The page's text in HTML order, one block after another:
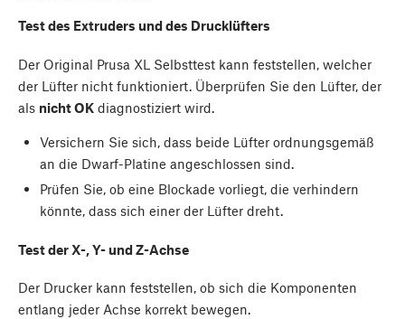
Test des Extruders und des Drucklüfters
Der Original Prusa XL Selbsttest kann feststellen, welcher
der Lüfter nicht funktioniert. Überprüfen Sie den Lüfter, der
als nicht OK diagnostiziert wird.
Versichern Sie sich, dass beide Lüfter ordnungsgemäß
an die Dwarf-Platine angeschlossen sind.
Prüfen Sie, ob eine Blockade vorliegt, die verhindern
könnte, dass sich einer der Lüfter dreht.
Test der X-, Y- und Z-Achse
Der Drucker kann feststellen, ob sich die Komponenten
entlang jeder Achse korrekt bewegen.